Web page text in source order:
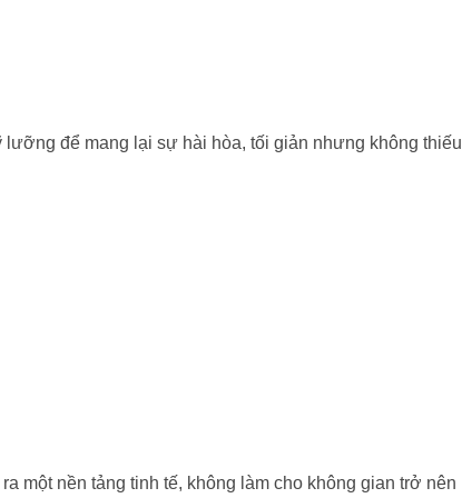
để mang lại sự hài hòa, tối giản nhưng không thiếu
một nền tảng tinh tế, không làm cho không gian trở nên